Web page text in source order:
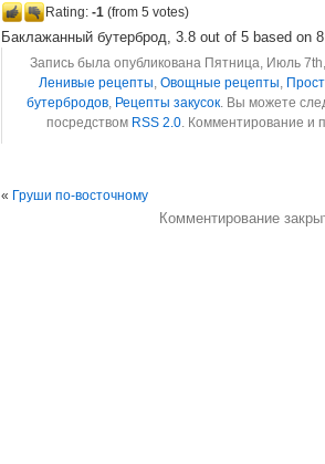
Rating: -1 (from 5 votes)
Баклажанный бутерброд, 3.8 out of 5 based on 8
Запись была опубликована Пятница, Июль
Ленивые рецепты, Овощные рецепты,
бутербродов, Рецепты закусок. Вы можете
посредством RSS 2.0. Комментирование и
« Груши по-восточному
Комментирование